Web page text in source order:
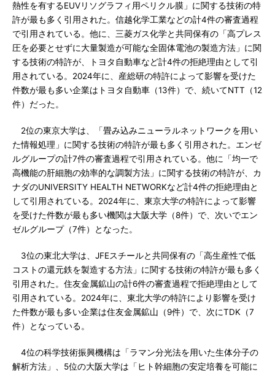
熱性を有するEUVリソグラフィ用ペリクル膜」に関する技術の特
許が最も多く引用された。信越化学工業などの計4件の審査過程
で引用されている。他に、三菱ガス化学と共同保有の「高プレス
圧を必要とせずに大量製造が可能な全固体電池の製造方法」に関
する技術の特許が、トヨタ自動車など計4件の拒絶理由として引
用されている。2024年に、産総研の特許によって影響を受けた
件数が最も多い企業はトヨタ自動車（13件）で、続いてNTT（12
件）だった。
2位の東京大学は、「畳み込みニューラルネットワークを用い
た情報処理」に関する技術の特許が最も多く引用された。エンゼ
ルグループの計7件の審査過程で引用されている。他に「均一で
高機能の肝細胞の効率的な調製方法」に関する技術の特許が、カ
ナダのUNIVERSITY HEALTH NETWORKなど計4件の拒絶理由と
して引用されている。2024年に、東京大学の特許によって影響
を受けた件数が最も多い機関は大阪大学（8件）で、次いでエン
ゼルグループ（7件）となった。
3位の東北大学は、JFEスチールと共同保有の「高生産性で低
コストの還元鉄を製造する方法」に関する技術の特許が最も多く
引用された。住友金属鉱山の計6件の審査過程で拒絶理由として
引用されている。2024年に、東北大学の特許により影響を受け
た件数が最も多い企業は住友金属鉱山（9件）で、次にTDK（7
件）となっている。
4位の科学技術振興機構は「ラマン分光法を用いた生体分子の
解析方法」、5位の大阪大学は「ヒト幹細胞の安定培養を可能に